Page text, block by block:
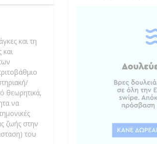
και τη
θεωρητικά,
να
ζωής στην
του